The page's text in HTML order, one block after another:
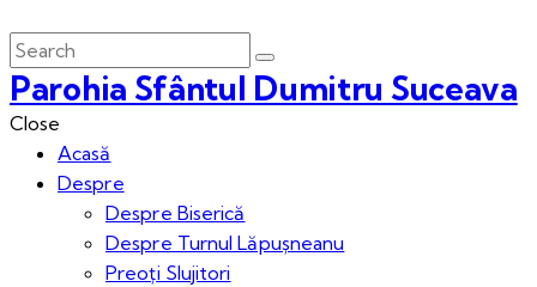
Parohia Sfântul Dumitru Suceava
Close
Acasă
Despre
Despre Biserică
Despre Turnul Lăpușneanu
Preoți Slujitori